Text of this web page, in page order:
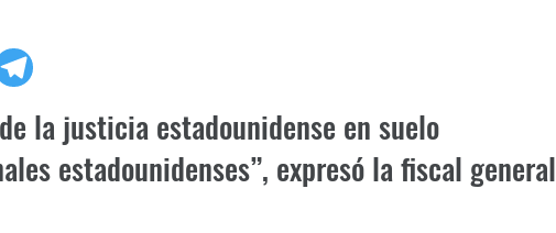
la justicia estadounidense en suelo
estadounidenses”, expresó la fiscal general